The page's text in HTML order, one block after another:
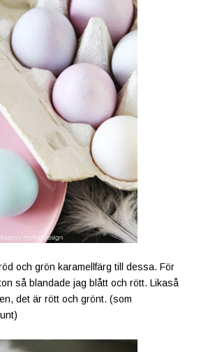
och grön karamellfärg till dessa. För
så blandade jag blått och rött. Likaså
det är rött och grönt. (som